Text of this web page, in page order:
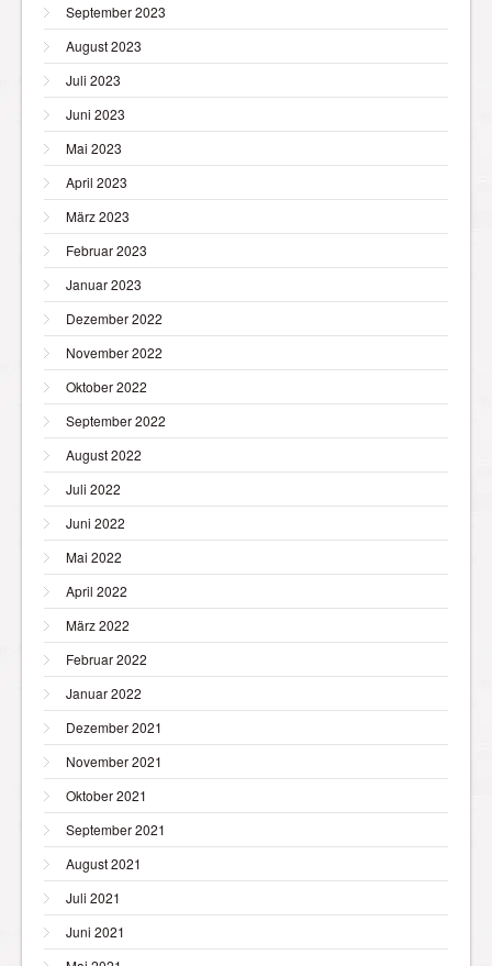
September 2023
August 2023
Juli 2023
Juni 2023
Mai 2023
April 2023
März 2023
Februar 2023
Januar 2023
Dezember 2022
November 2022
Oktober 2022
September 2022
August 2022
Juli 2022
Juni 2022
Mai 2022
April 2022
März 2022
Februar 2022
Januar 2022
Dezember 2021
November 2021
Oktober 2021
September 2021
August 2021
Juli 2021
Juni 2021